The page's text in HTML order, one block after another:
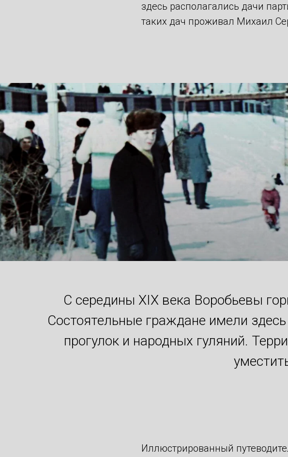
здесь располагались дачи
таких дач проживал Михаил
С середины XIX века Воробьевы
Состоятельные граждане имели
прогулок и народных гуляний.
Иллюстрированный